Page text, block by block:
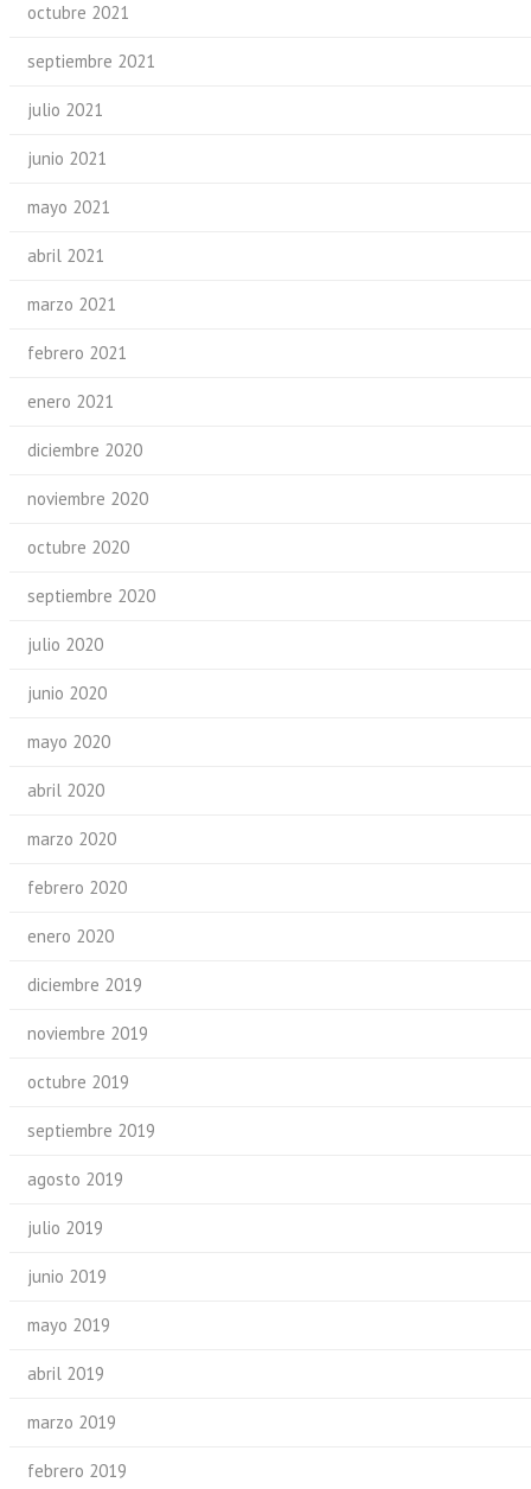
octubre 2021
septiembre 2021
julio 2021
junio 2021
mayo 2021
abril 2021
marzo 2021
febrero 2021
enero 2021
diciembre 2020
noviembre 2020
octubre 2020
septiembre 2020
julio 2020
junio 2020
mayo 2020
abril 2020
marzo 2020
febrero 2020
enero 2020
diciembre 2019
noviembre 2019
octubre 2019
septiembre 2019
agosto 2019
julio 2019
junio 2019
mayo 2019
abril 2019
marzo 2019
febrero 2019